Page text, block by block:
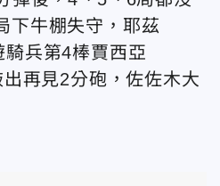
下牛棚失守，耶茲
騎兵第4棒賈西亞
再見2分砲，佐佐木大